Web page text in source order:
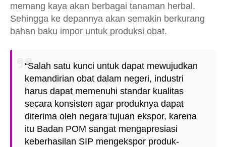
memang kaya akan berbagai tanaman herbal.
Sehingga ke depannya akan semakin berkurang
bahan baku impor untuk produksi obat.
“Salah satu kunci untuk dapat mewujudkan
kemandirian obat dalam negeri, industri
harus dapat memenuhi standar kualitas
secara konsisten agar produknya dapat
diterima oleh negara tujuan ekspor, karena
itu Badan POM sangat mengapresiasi
keberhasilan SIP mengekspor produk-